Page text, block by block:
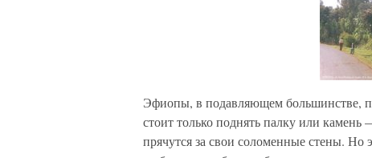
Эфиопы, в подавляющем большинстве,
стоит только поднять палку или
прячутся за свои соломенные стены.